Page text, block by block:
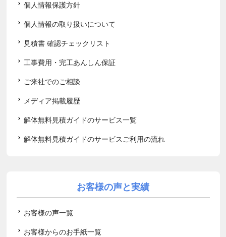
個人情報保護方針
個人情報の取り扱いについて
見積書 確認チェックリスト
工事費用・完工あんしん保証
ご来社でのご相談
メディア掲載履歴
解体無料見積ガイドのサービス一覧
解体無料見積ガイドのサービスご利用の流れ
お客様の声と実績
お客様の声一覧
お客様からのお手紙一覧